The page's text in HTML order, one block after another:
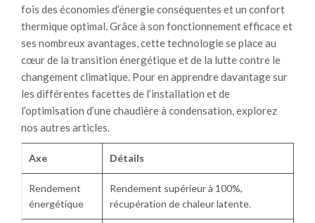
fois des économies d’énergie conséquentes et un confort
thermique optimal. Grâce à son fonctionnement efficace et
ses nombreux avantages, cette technologie se place au
cœur de la transition énergétique et de la lutte contre le
changement climatique. Pour en apprendre davantage sur
les différentes facettes de l’installation et de
l’optimisation d’une chaudière à condensation, explorez
nos autres articles.
Axe Détails
Rendement
énergétique
Rendement supérieur à 100%,
récupération de chaleur latente.